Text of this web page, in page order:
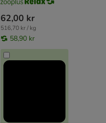
62,00 kr
516,70 kr / kg
58,90 kr